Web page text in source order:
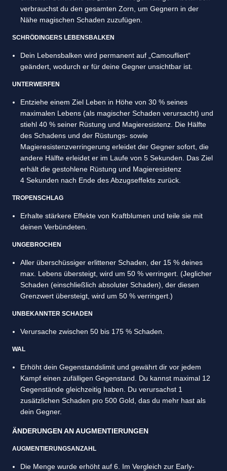
verbrauchst du den gesamten Zorn, um Gegnern in der
Nähe magischen Schaden zuzufügen.
SCHRÖDINGERS LEBENSBALKEN
Dein Lebensbalken wird permanent auf „Camoufliert“
geändert, wodurch er für deine Gegner unsichtbar ist.
UNTERWERFEN
Entziehe einem Ziel Leben in Höhe von 30 % seines
maximalen Lebens (als magischer Schaden verursacht) und
stiehl 40 % seiner Rüstung und Magieresistenz. Die Hälfte
des Schadens und der Rüstungs- sowie
Magieresistenzverringerung erleidet der Gegner sofort, die
andere Hälfte erleidet er im Laufe von 5 Sekunden. Das Ziel
erhält die gestohlene Rüstung und Magieresistenz
4 Sekunden nach Ende des Abzugseffekts zurück.
TROPENSCHLAG
Erhalte stärkere Effekte von Kraftblumen und teile sie mit
deinen Verbündeten.
UNGEBROCHEN
Aller überschüssiger erlittener Schaden, der 15 % deines
max. Lebens übersteigt, wird um 50 % verringert. (Jeglicher
Schaden (einschließlich absoluter Schaden), der diesen
Grenzwert übersteigt, wird um 50 % verringert.)
UNBEKANNTER SCHADEN
Verursache zwischen 50 bis 175 % Schaden.
WAL
Erhöht dein Gegenstandslimit und gewährt dir vor jedem
Kampf einen zufälligen Gegenstand. Du kannst maximal 12
Gegenstände gleichzeitig haben. Du verursachst 1
zusätzlichen Schaden pro 500 Gold, das du mehr hast als
dein Gegner.
ÄNDERUNGEN AN AUGMENTIERUNGEN
AUGMENTIERUNGSANZAHL
Die Menge wurde erhöht auf 6. Im Vergleich zur Early-